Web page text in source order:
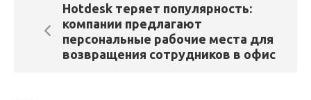
Hotdesk теряет популярность:
компании предлагают
персональные рабочие места для
возвращения сотрудников в офис